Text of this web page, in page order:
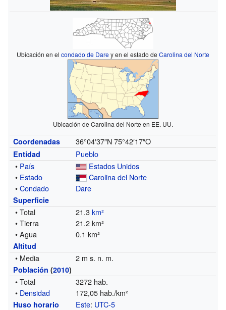
Ubicación en el condado de Darey en el estado de Carolina del Norte
Ubicación de Carolina del Norte en EE. UU.
Coordenadas 36°04′37″N 75°42′17″O
Entidad
Pueblo
• País
Estados Unidos
• Estado
Carolina del Norte
•Condado Dare
Superficie
• Total 21.3km²
• Tierra
21.2 km²
• Agua
0.1 km²
Altitud
• Media 2 m s. n. m.
Población (2010)
• Total
3272 hab.
• Densidad 172,05 hab./km²
Huso horario Este: UTC-5